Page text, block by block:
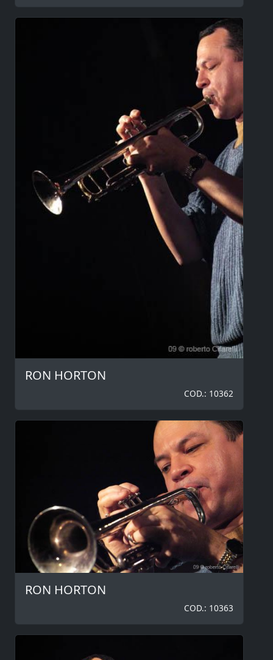
RON HORTON
COD.: 10362
RON HORTON
COD.: 10363